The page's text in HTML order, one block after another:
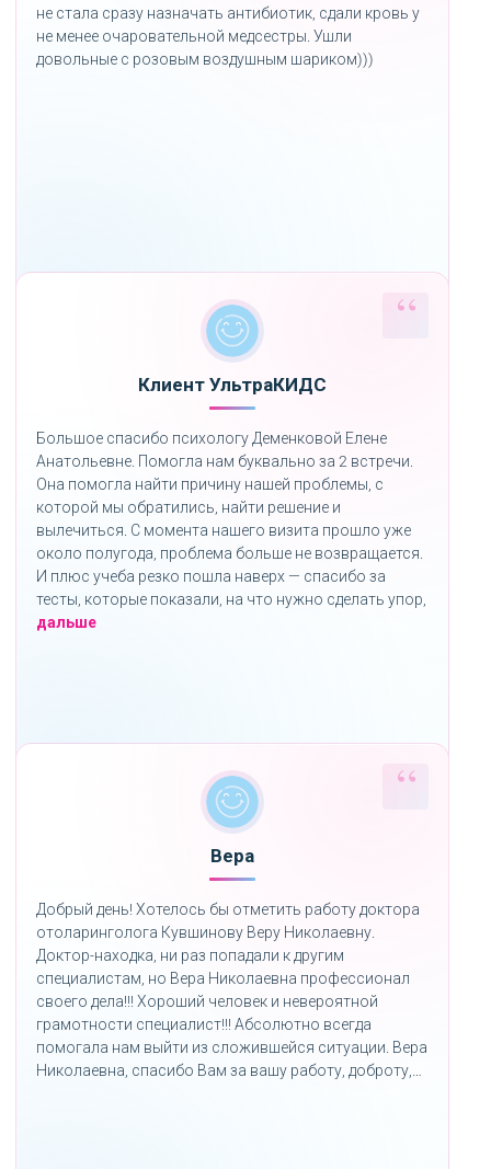
не стала сразу назначать антибиотик, сдали кровь у
не менее очаровательной медсестры. Ушли
довольные с розовым воздушным шариком)))
Клиент УльтраКИДС
Большое спасибо психологу Деменковой Елене
Анатольевне. Помогла нам буквально за 2 встречи.
Она помогла найти причину нашей проблемы, с
которой мы обратились, найти решение и
вылечиться. С момента нашего визита прошло уже
около полугода, проблема больше не возвращается.
И плюс учеба резко пошла наверх — спасибо за
тесты, которые показали, на что нужно сделать упор,
дальше«»
Вера
Добрый день! Хотелось бы отметить работу доктора
отоларинголога Кувшинову Веру Николаевну.
Доктор-находка, ни раз попадали к другим
специалистам, но Вера Николаевна профессионал
своего дела!!! Хороший человек и невероятной
грамотности специалист!!! Абсолютно всегда
помогала нам выйти из сложившейся ситуации. Вера
Николаевна, спасибо Вам за вашу работу, доброту,